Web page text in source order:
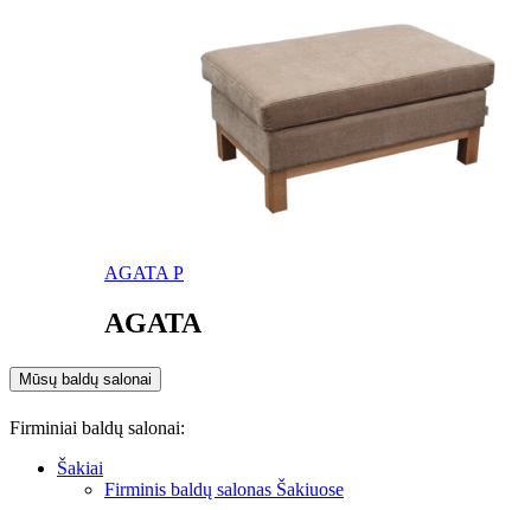
AGATA P
AGATA
Mūsų baldų salonai
Firminiai baldų salonai:
Šakiai
Firminis baldų salonas Šakiuose